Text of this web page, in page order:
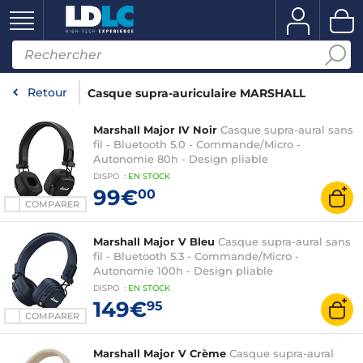
Retour Casque supra-auriculaire MARSHALL
COMPARER
Marshall Major IV Noir Casque supra-aural sans
fil - Bluetooth 5.0 - Commande/Micro -
Autonomie 80h - Design pliable
DISPO : EN STOCK
99€00
COMPARER
Marshall Major V Bleu Casque supra-aural sans
fil - Bluetooth 5.3 - Commande/Micro -
Autonomie 100h - Design pliable
DISPO : EN STOCK
149€95
Marshall Major V Crème Casque supra-aural